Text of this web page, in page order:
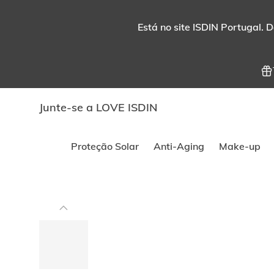
Está no site ISDIN Portugal.
Junte-se a LOVE ISDIN
Proteção Solar Anti-Aging Make-up
carrossel